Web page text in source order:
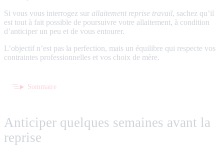
Si vous vous interrogez sur allaitement reprise travail, sachez qu’il
est tout à fait possible de poursuivre votre allaitement, à condition
d’anticiper un peu et de vous entourer.
L’objectif n’est pas la perfection, mais un équilibre qui respecte vos
contraintes professionnelles et vos choix de mère.
Sommaire
Anticiper quelques semaines avant la
reprise